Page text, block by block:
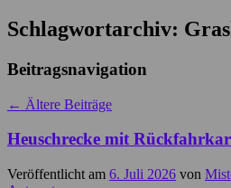
Schlagwortarchiv:
Beitragsnavigation
← Ältere Beiträge
Heuschrecke mit
Veröffentlicht am 6. Juli 2026 von